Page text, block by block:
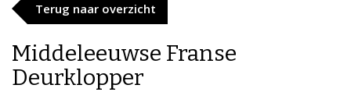
Terug naar overzicht
Middeleeuwse Franse
Deurklopper